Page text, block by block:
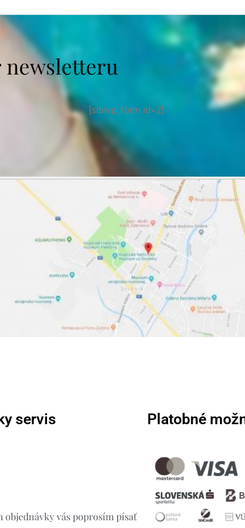
newsletteru
[sibwp_form id=2]
servis
objednávky vás poprosím písať
Platobné